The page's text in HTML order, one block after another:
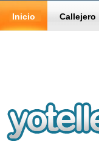
Inicio Callejero